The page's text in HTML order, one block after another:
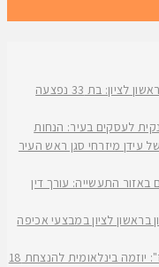
פגיעת רכב בראשון לציון: בת 33 נפצעה
לעסקים בעיר: הנחות
של עידן מיזרחי סגן ראש העיר
באזור התעשייה: עורך דין
בראשון לציון במבצעי אכיפה
פרויקט "העוז": יוזמה בינלאומית להנצחת 18